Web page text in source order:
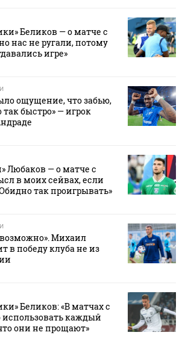
Беликов — о матче с
нас не ругали, потому
игре»
ощущение, что забью,
быстро» — игрок
Любаков — о матче с
в моих сейвах, если
так проигрывать»
Михаил
в победу клуба не из
Беликов: «В матчах с
каждый
они не прощают»